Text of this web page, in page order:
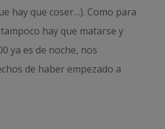
hay que coser…). Como para
hay que matarse y
ya es de noche, nos
de haber empezado a